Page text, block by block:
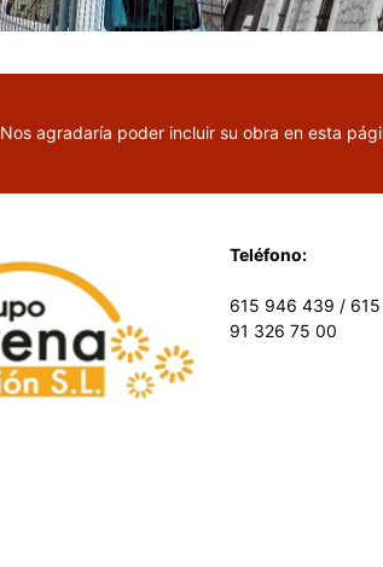
Nos agradaría poder incluir su obra en esta
Teléfono:
615 946 439 /
91 326 75 00